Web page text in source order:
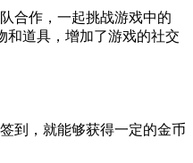
合作，一起挑战游戏中的
和道具，增加了游戏的社交
到，就能够获得一定的金币